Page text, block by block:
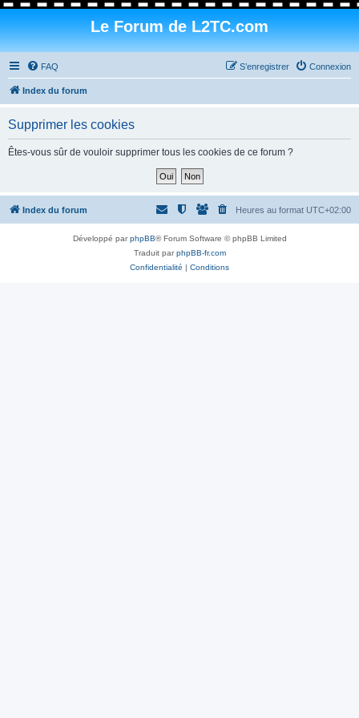
Le Forum de L2TC.com
FAQ Connexion
S’enregistrer
Index du forum
Supprimer les cookies
Êtes-vous sûr de vouloir supprimer tous les cookies de ce forum ?
Index du forum Heures au format UTC+02:00
Développé parphpBB® Forum Software © phpBB Limited
Traduit parphpBB-fr.com
Confidentialité | Conditions